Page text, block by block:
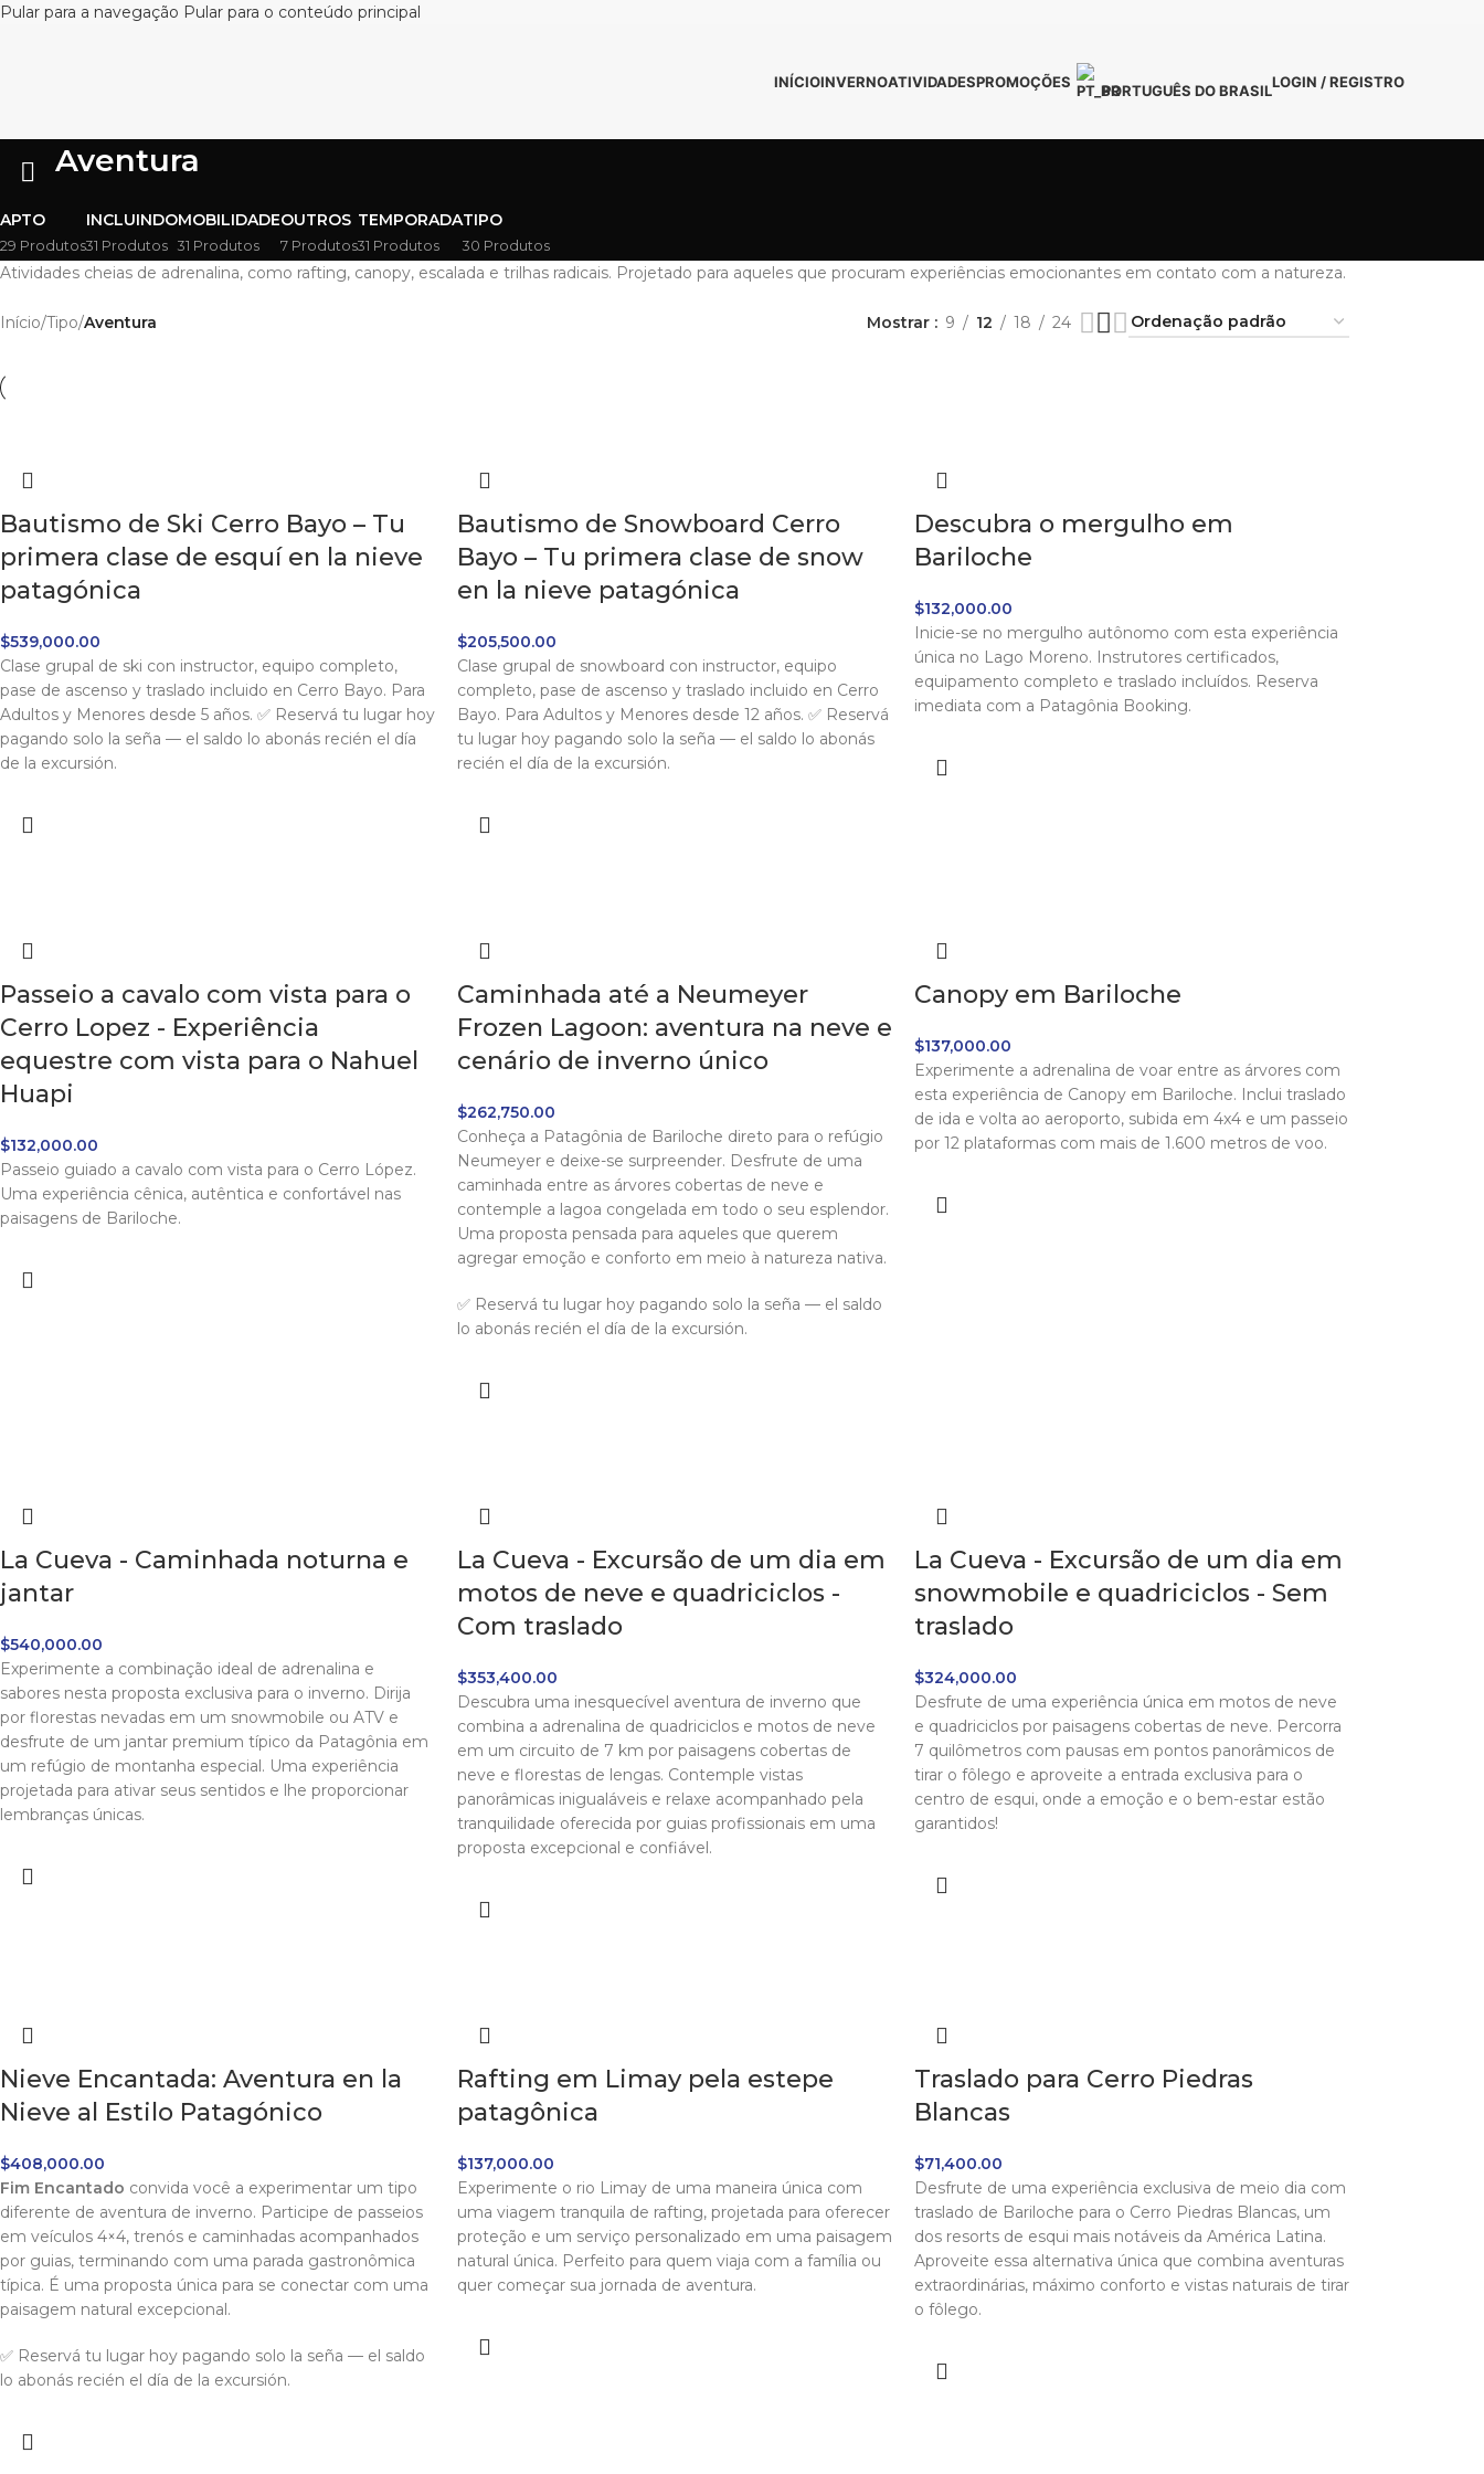
Pular para a navegação Pular para o conteúdo principal
INÍCIOINVERNOATIVIDADESPROMOÇÕES PORTUGUÊS DO BRASILLOGIN / REGISTRO
Aventura
APTO
29 Produtos
INCLUINDO
31 Produtos
MOBILIDADE
31 Produtos
OUTROS
7 Produtos
TEMPORADA
31 Produtos
TIPO
30 Produtos
Atividades cheias de adrenalina, como rafting, canopy, escalada e trilhas radicais. Projetado para aqueles que procuram experiências emocionantes em contato com a natureza.
Início/Tipo/Aventura Mostrar 9 12 18 24
Bautismo de Ski Cerro Bayo – Tu
primera clase de esquí en la nieve
patagónica
$539,000.00
Clase grupal de ski con instructor, equipo completo,
pase de ascenso y traslado incluido en Cerro Bayo. Para
Adultos y Menores desde 5 años. ✅ Reservá tu lugar hoy
pagando solo la seña — el saldo lo abonás recién el día
de la excursión.
Bautismo de Snowboard Cerro
Bayo – Tu primera clase de snow
en la nieve patagónica
$205,500.00
Clase grupal de snowboard con instructor, equipo
completo, pase de ascenso y traslado incluido en Cerro
Bayo. Para Adultos y Menores desde 12 años. ✅ Reservá
tu lugar hoy pagando solo la seña — el saldo lo abonás
recién el día de la excursión.
Descubra o mergulho em
Bariloche
$132,000.00
Inicie-se no mergulho autônomo com esta experiência
única no Lago Moreno. Instrutores certificados,
equipamento completo e traslado incluídos. Reserva
imediata com a Patagônia Booking.
Passeio a cavalo com vista para o
Cerro Lopez - Experiência
equestre com vista para o Nahuel
Huapi
$132,000.00
Passeio guiado a cavalo com vista para o Cerro López.
Uma experiência cênica, autêntica e confortável nas
paisagens de Bariloche.
Caminhada até a Neumeyer
Frozen Lagoon: aventura na neve e
cenário de inverno único
$262,750.00
Conheça a Patagônia de Bariloche direto para o refúgio
Neumeyer e deixe-se surpreender. Desfrute de uma
caminhada entre as árvores cobertas de neve e
contemple a lagoa congelada em todo o seu esplendor.
Uma proposta pensada para aqueles que querem
agregar emoção e conforto em meio à natureza nativa.
✅ Reservá tu lugar hoy pagando solo la seña — el saldo
lo abonás recién el día de la excursión.
Canopy em Bariloche
$137,000.00
Experimente a adrenalina de voar entre as árvores com
esta experiência de Canopy em Bariloche. Inclui traslado
de ida e volta ao aeroporto, subida em 4x4 e um passeio
por 12 plataformas com mais de 1.600 metros de voo.
La Cueva - Caminhada noturna e
jantar
$540,000.00
Experimente a combinação ideal de adrenalina e
sabores nesta proposta exclusiva para o inverno. Dirija
por florestas nevadas em um snowmobile ou ATV e
desfrute de um jantar premium típico da Patagônia em
um refúgio de montanha especial. Uma experiência
projetada para ativar seus sentidos e lhe proporcionar
lembranças únicas.
La Cueva - Excursão de um dia em
motos de neve e quadriciclos -
Com traslado
$353,400.00
Descubra uma inesquecível aventura de inverno que
combina a adrenalina de quadriciclos e motos de neve
em um circuito de 7 km por paisagens cobertas de
neve e florestas de lengas. Contemple vistas
panorâmicas inigualáveis e relaxe acompanhado pela
tranquilidade oferecida por guias profissionais em uma
proposta excepcional e confiável.
La Cueva - Excursão de um dia em
snowmobile e quadriciclos - Sem
traslado
$324,000.00
Desfrute de uma experiência única em motos de neve
e quadriciclos por paisagens cobertas de neve. Percorra
7 quilômetros com pausas em pontos panorâmicos de
tirar o fôlego e aproveite a entrada exclusiva para o
centro de esqui, onde a emoção e o bem-estar estão
garantidos!
Nieve Encantada: Aventura en la
Nieve al Estilo Patagónico
$408,000.00
Fim Encantado convida você a experimentar um tipo
diferente de aventura de inverno. Participe de passeios
em veículos 4×4, trenós e caminhadas acompanhados
por guias, terminando com uma parada gastronômica
típica. É uma proposta única para se conectar com uma
paisagem natural excepcional.
✅ Reservá tu lugar hoy pagando solo la seña — el saldo
lo abonás recién el día de la excursión.
Rafting em Limay pela estepe
patagônica
$137,000.00
Experimente o rio Limay de uma maneira única com
uma viagem tranquila de rafting, projetada para oferecer
proteção e um serviço personalizado em uma paisagem
natural única. Perfeito para quem viaja com a família ou
quer começar sua jornada de aventura.
Traslado para Cerro Piedras
Blancas
$71,400.00
Desfrute de uma experiência exclusiva de meio dia com
traslado de Bariloche para o Cerro Piedras Blancas, um
dos resorts de esqui mais notáveis da América Latina.
Aproveite essa alternativa única que combina aventuras
extraordinárias, máximo conforto e vistas naturais de tirar
o fôlego.